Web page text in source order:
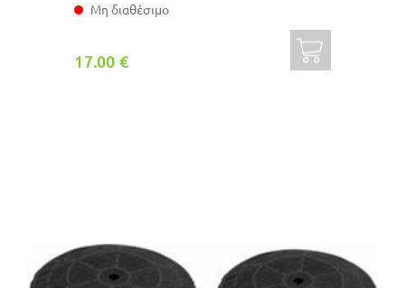
Μη διαθέσιμο
17.00 €